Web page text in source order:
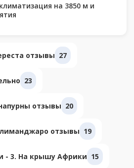
на 3850 м и
отзывы 27
23
отзывы 20
отзывы 19
- 3. На крышу Африки 15